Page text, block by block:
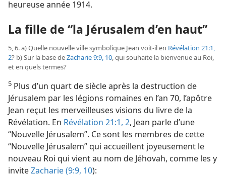
heureuse année 1914.
La fille de “la Jérusalem d’en haut”
5, 6. a) Quelle nouvelle ville symbolique Jean voit-​il en Révélation 21:1,
2? b) Sur la base deZacharie 9:9, 10, qui souhaite la bienvenue au Roi,
et en quels termes?
5 Plus d’un quart de siècle après la destruction de
Jérusalem par les légions romaines en l’an 70, l’apôtre
Jean reçut les merveilleuses visions du livre de la
Révélation. En Révélation 21:1, 2, Jean parle d’une
“Nouvelle Jérusalem”. Ce sont les membres de cette
“Nouvelle Jérusalem” qui accueillent joyeusement le
nouveau Roi qui vient au nom de Jéhovah, comme les y
inviteZacharie (9:9, 10):